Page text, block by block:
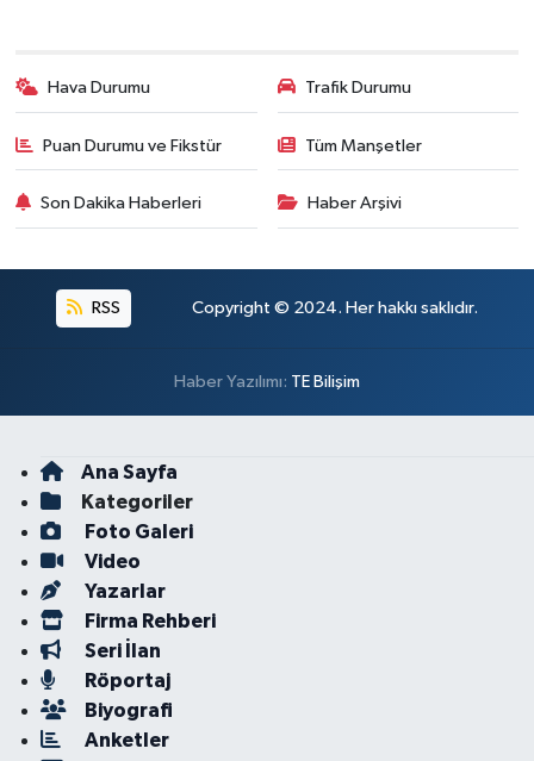
Hava Durumu Trafik Durumu
Puan Durumu ve Fikstür Tüm Manşetler
Son Dakika Haberleri Haber Arşivi
RSS Copyright © 2024. Her hakkı saklıdır.
Haber Yazılımı: TE Bilişim
Ana Sayfa
Kategoriler
Foto Galeri
Video
Yazarlar
Firma Rehberi
Seri İlan
Röportaj
Biyografi
Anketler